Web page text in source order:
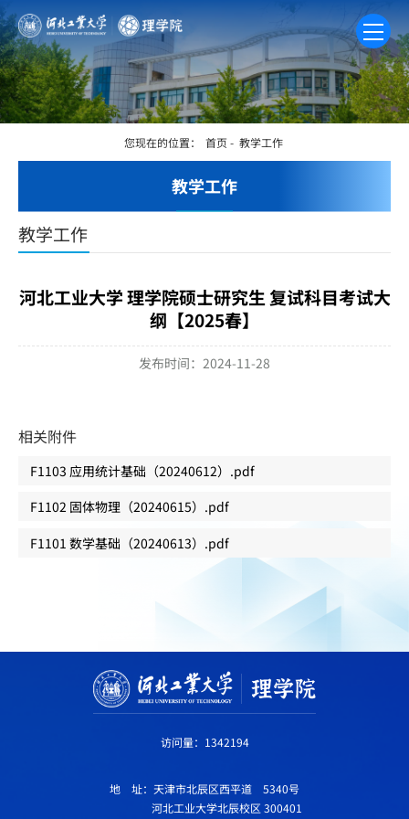
教学工作
您现在的位置： 首页 - 教学工作
教学工作
河北工业大学 理学院硕士研究生 复试科目考试大
纲【2025春】
发布时间：2024-11-28
相关附件
F1103 应用统计基础（20240612）.pdf
F1102 固体物理（20240615）.pdf
F1101 数学基础（20240613）.pdf
访问量： 1342194
地 址：天津市北辰区西平道 5340号
河北工业大学北辰校区 300401